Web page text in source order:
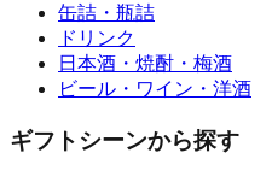
缶詰・瓶詰
ドリンク
日本酒・焼酎・梅酒
ビール・ワイン・洋酒
ギフトシーンから探す